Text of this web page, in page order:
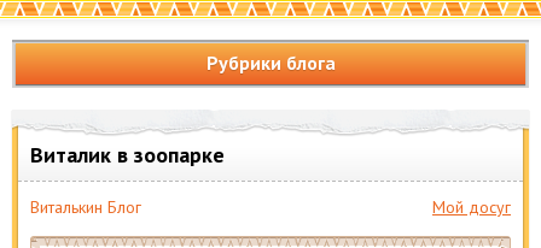
Рубрики блога
Виталик в зоопарке
Виталькин Блог Мой досуг